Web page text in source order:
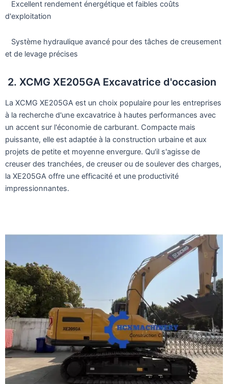
Excellent rendement énergétique et faibles coûts
d'exploitation
Système hydraulique avancé pour des tâches de creusement
et de levage précises
2. XCMG XE205GA Excavatrice d'occasion
La XCMG XE205GA est un choix populaire pour les entreprises
à la recherche d'une excavatrice à hautes performances avec
un accent sur l'économie de carburant. Compacte mais
puissante, elle est adaptée à la construction urbaine et aux
projets de petite et moyenne envergure. Qu'il s'agisse de
creuser des tranchées, de creuser ou de soulever des charges,
la XE205GA offre une efficacité et une productivité
impressionnantes.